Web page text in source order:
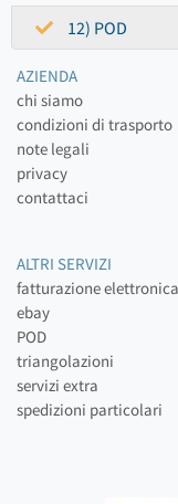
12) POD
AZIENDA
chi siamo
condizioni di trasporto
note legali
privacy
contattaci
ALTRI SERVIZI
fatturazione elettronica
ebay
POD
triangolazioni
servizi extra
spedizioni particolari